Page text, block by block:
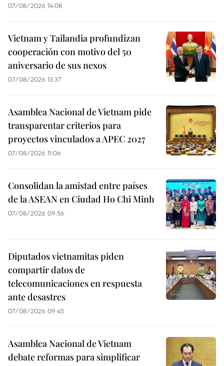
07/08/2026 14:08
Vietnam y Tailandia profundizan
cooperación con motivo del 50
aniversario de sus nexos
07/08/2026 13:37
Asamblea Nacional de Vietnam pide
transparentar criterios para
proyectos vinculados a APEC 2027
07/08/2026 11:06
Consolidan la amistad entre países
de la ASEAN en Ciudad Ho Chi Minh
07/08/2026 09:56
Diputados vietnamitas piden
compartir datos de
telecomunicaciones en respuesta
ante desastres
07/08/2026 09:45
Asamblea Nacional de Vietnam
debate reformas para simplificar